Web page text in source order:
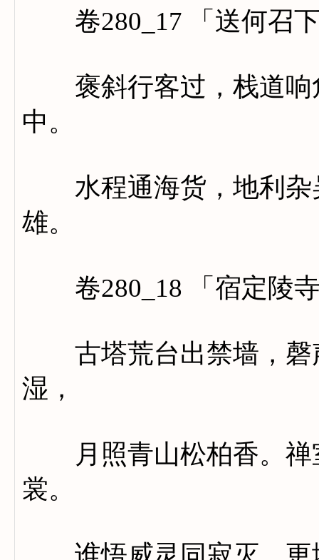
卷280_17 「送何召下
褒斜行客过，栈道响
中。
水程通海货，地利杂
雄。
卷280_18 「宿定陵寺
古塔荒台出禁墙，磬
湿，
月照青山松柏香。禅
裳。